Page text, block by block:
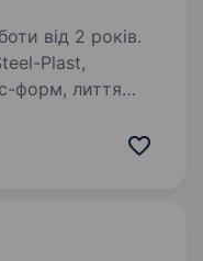
від 2 років.
форм, лиття
команда